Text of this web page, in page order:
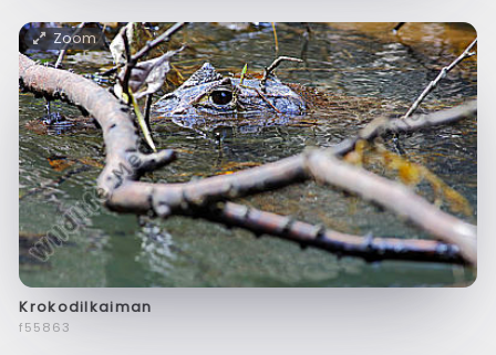
Zoom
Krokodilkaiman
f55863